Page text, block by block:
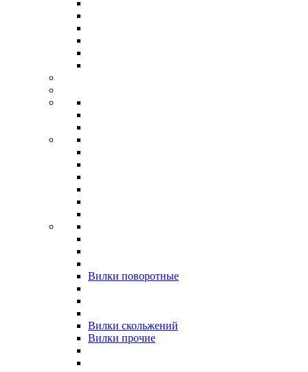
Вилки поворотные
Вилки скольжений
Вилки прочие